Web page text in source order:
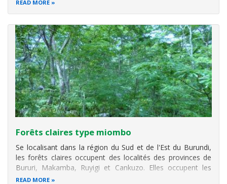
READ MORE
Forêts claires type miombo
Se localisant dans la région du Sud et de l'Est du Burundi,
les forêts claires occupent des localités des provinces de
Bururi, Makamba, Ruyigi et Cankuzo. Elles occupent les
escarpements côtiers de la partie occidentale Sud, partant
READ MORE